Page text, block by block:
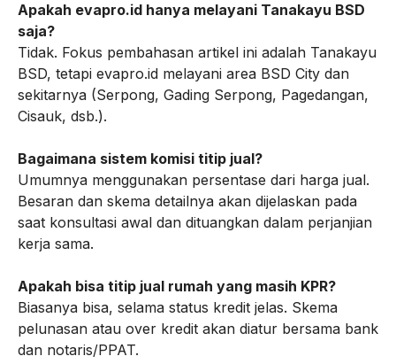
Apakah evapro.id hanya melayani Tanakayu BSD
saja?
Tidak. Fokus pembahasan artikel ini adalah Tanakayu
BSD, tetapi evapro.id melayani area BSD City dan
sekitarnya (Serpong, Gading Serpong, Pagedangan,
Cisauk, dsb.).
Bagaimana sistem komisi titip jual?
Umumnya menggunakan persentase dari harga jual.
Besaran dan skema detailnya akan dijelaskan pada
saat konsultasi awal dan dituangkan dalam perjanjian
kerja sama.
Apakah bisa titip jual rumah yang masih KPR?
Biasanya bisa, selama status kredit jelas. Skema
pelunasan atau over kredit akan diatur bersama bank
dan notaris/PPAT.